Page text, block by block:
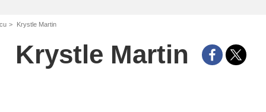
Krystle Martin
Krystle Martin